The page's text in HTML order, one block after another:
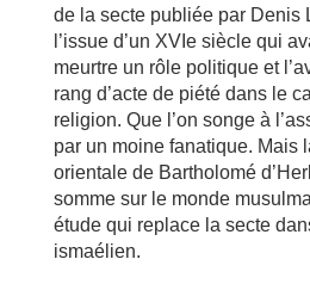
de la secte publiée par Denis
l’issue d’un XVIe siècle qui
meurtre un rôle politique et
rang d’acte de piété dans le
religion. Que l’on songe à
par un moine fanatique. Mais
orientale de Bartholomé
somme sur le monde
étude qui replace la secte
ismaélien.